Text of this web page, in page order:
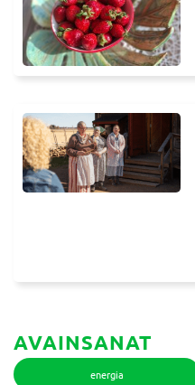
AVAINSANAT
energia